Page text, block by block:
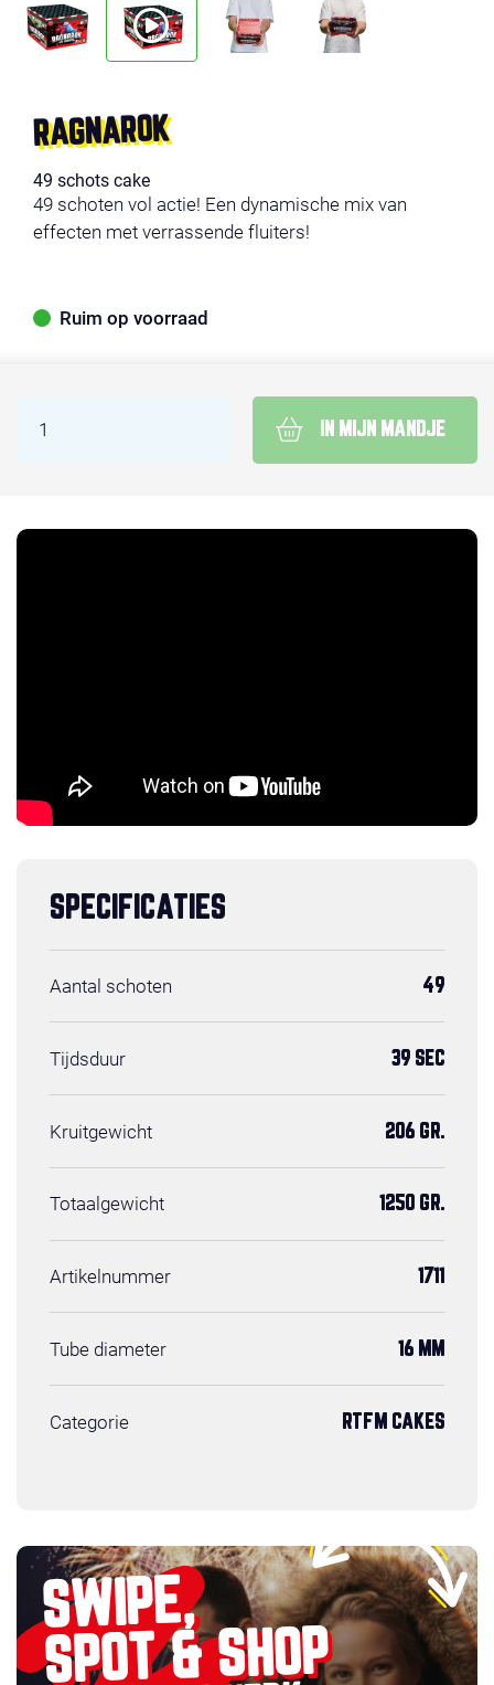
RAGNAROK
49 schots cake
49 schoten vol actie! Een dynamische mix van
effecten met verrassende fluiters!
Ruim op voorraad
IN MIJN MANDJE
SPECIFICATIES
Aantal schoten 49
Tijdsduur 39 SEC
Kruitgewicht 206 GR.
Totaalgewicht 1250 GR.
Artikelnummer 1711
Tube diameter 16 MM
Categorie RTFM CAKES
SWIPE,
SPOT & SHOP